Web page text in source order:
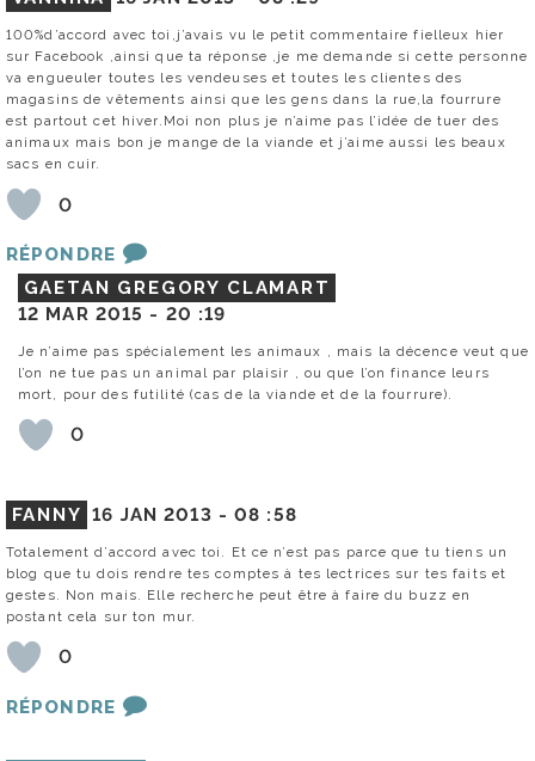
100%d’accord avec toi,j’avais vu le petit commentaire fielleux hier
sur Facebook ,ainsi que ta réponse ,je me demande si cette personne
va engueuler toutes les vendeuses et toutes les clientes des
magasins de vêtements ainsi que les gens dans la rue,la fourrure
est partout cet hiver.Moi non plus je n’aime pas l’idée de tuer des
animaux mais bon je mange de la viande et j’aime aussi les beaux
sacs en cuir.
0
RÉPONDRE
GAETAN GREGORY CLAMART
12 MAR 2015 - 20 :19
Je n’aime pas spécialement les animaux , mais la décence veut que
l’on ne tue pas un animal par plaisir , ou que l’on finance leurs
mort, pour des futilité (cas de la viande et de la fourrure).
0
FANNY 16 JAN 2013 -08 :58
Totalement d’accord avec toi. Et ce n’est pas parce que tu tiens un
blog que tu dois rendre tes comptes à tes lectrices sur tes faits et
gestes. Non mais. Elle recherche peut être à faire du buzz en
postant cela sur ton mur.
0
RÉPONDRE